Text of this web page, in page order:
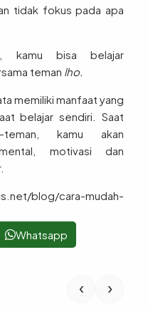
tidak fokus pada apa
kamu bisa belajar
teman lho.
memiliki manfaat yang
belajar sendiri. Saat
teman, kamu akan
motivasi dan
blog/cara-mudah-
Whatsapp
‹ ›